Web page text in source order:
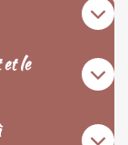
le